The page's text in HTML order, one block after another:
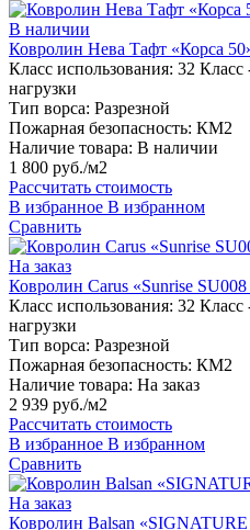
В наличии
Ковролин Нева Тафт «Корса
Класс использования: 32 Класс
нагрузки
Тип ворса: Разрезной
Пожарная безопасность: КМ2
Наличие товара: В наличии
1 800 руб./м2
Рассчитать стоимость
В избранное В избранном
Сравнить
На заказ
Ковролин Carus «Sunrise SU008
Класс использования: 32 Класс
нагрузки
Тип ворса: Разрезной
Пожарная безопасность: КМ2
Наличие товара: На заказ
2 939 руб./м2
Рассчитать стоимость
В избранное В избранном
Сравнить
На заказ
Ковролин Balsan